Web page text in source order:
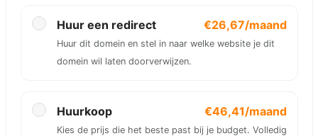
Huur een redirect €26,67/maand
Huur dit domein en stel in naar welke website je dit
domein wil laten doorverwijzen.
Huurkoop €46,41/maand
Kies de prijs die het beste past bij je budget. Volledig